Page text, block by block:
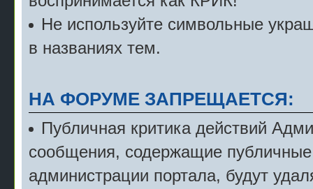
Не используйте символьные
в названиях тем.
НА ФОРУМЕ ЗАПРЕЩАЕТСЯ:
Публичная критика действий
сообщения, содержащие
администрации портала, будут